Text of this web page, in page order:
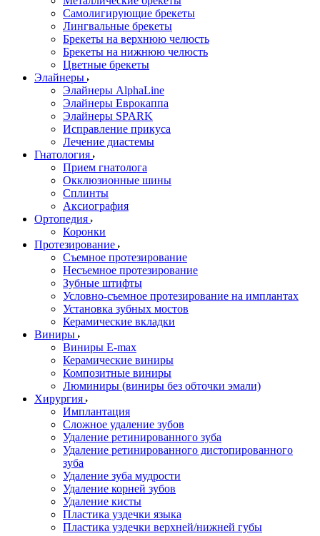
Самолигирующие брекеты
Лингвальные брекеты
Брекеты на верхнюю челюсть
Брекеты на нижнюю челюсть
Цветные брекеты
Элайнеры
Элайнеры AlphaLine
Элайнеры Еврокаппа
Элайнеры SPARK
Исправление прикуса
Лечение диастемы
Гнатология
Прием гнатолога
Окклюзионные шины
Сплинты
Аксиография
Ортопедия
Коронки
Протезирование
Съемное протезирование
Несъемное протезирование
Зубные штифты
Условно-съемное протезирование на имплантах
Установка зубных мостов
Керамические вкладки
Виниры
Виниры E-max
Керамические виниры
Композитные виниры
Люминиры (виниры без обточки эмали)
Хирургия
Имплантация
Сложное удаление зубов
Удаление ретинированного зуба
Удаление ретинированного дистопированного
зуба
Удаление зуба мудрости
Удаление корней зубов
Удаление кисты
Пластика уздечки языка
Пластика уздечки верхней/нижней губы